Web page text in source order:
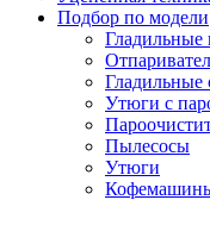
Подбор по модели
Гладильные
Гладильные
Утюги с
Пылесосы
Утюги